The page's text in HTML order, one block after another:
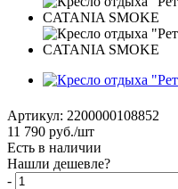
Артикул: 2200000108852
11 790 руб./шт
Есть в наличии
Нашли дешевле?
-